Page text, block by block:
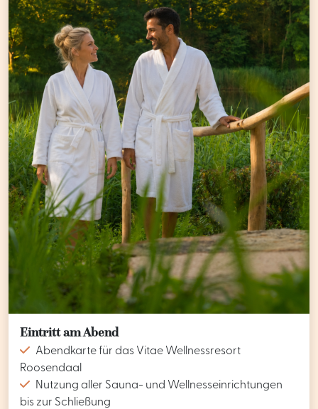
Eintritt am Abend
Abendkarte für das Vitae Wellnessresort
Roosendaal
Nutzung aller Sauna- und Wellnesseinrichtungen
bis zur Schließung